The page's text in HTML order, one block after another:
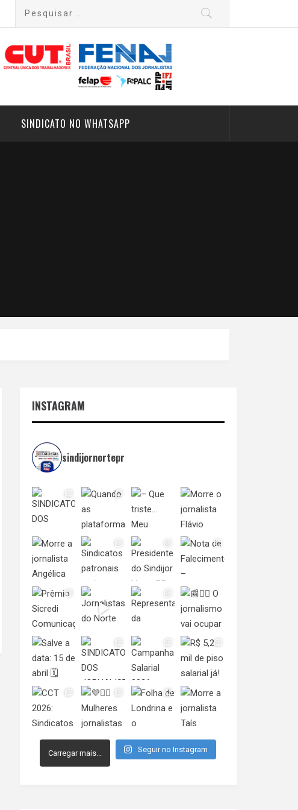
SINDICATO NO WHATSAPP
INSTAGRAM
sindijornortepr
Carregar mais... Seguir no Instagram